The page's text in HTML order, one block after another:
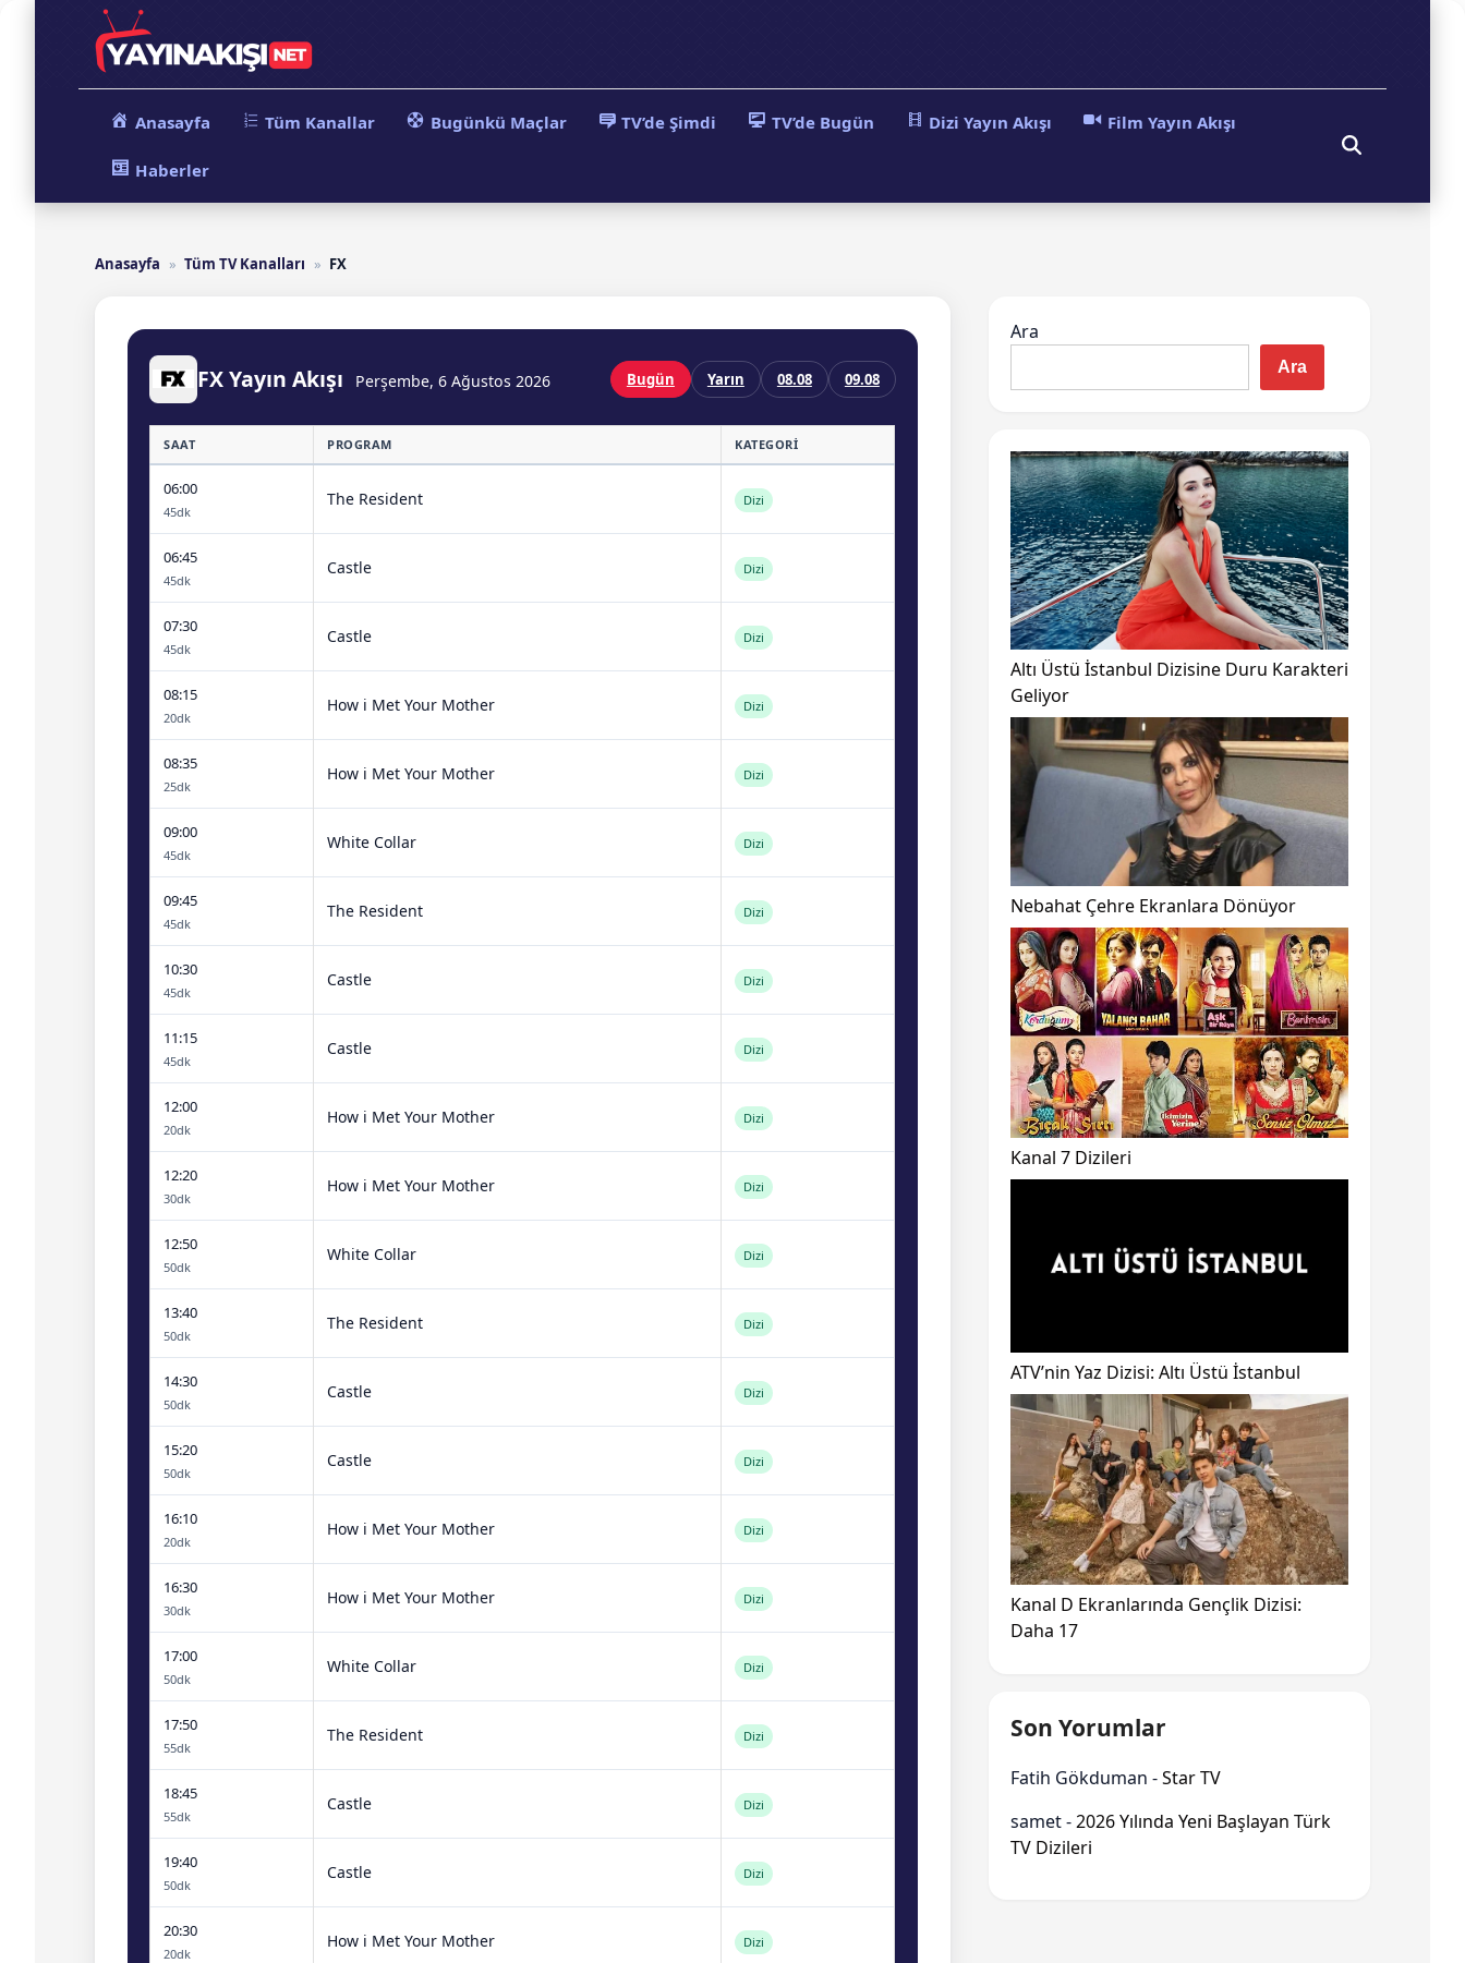
content
Anasayfa Tüm Kanallar Bugünkü Maçlar TV’de Şimdi TV’de Bugün Dizi Yayın Akışı Film Yayın Akışı
Haberler
Open
Anasayfa » Tüm TV Kanalları » FX
FX Yayın Akışı Perşembe, 6 Ağustos 2026 Bugün Yarın 08.08 09.08
SAAT PROGRAM KATEGORI
06:00
45dk
The Resident Dizi
06:45
45dk
Castle Dizi
07:30
45dk
Castle Dizi
08:15
20dk
How i Met Your Mother Dizi
08:35
25dk
How i Met Your Mother Dizi
09:00
45dk
White Collar Dizi
09:45
45dk
The Resident Dizi
10:30
45dk
Castle Dizi
11:15
45dk
Castle Dizi
12:00
20dk
How i Met Your Mother Dizi
12:20
30dk
How i Met Your Mother Dizi
12:50
50dk
White Collar Dizi
13:40
50dk
The Resident Dizi
14:30
50dk
Castle Dizi
15:20
50dk
Castle Dizi
16:10
20dk
How i Met Your Mother Dizi
16:30
30dk
How i Met Your Mother Dizi
17:00
50dk
White Collar Dizi
17:50
55dk
The Resident Dizi
18:45
55dk
Castle Dizi
19:40
50dk
Castle Dizi
20:30
20dk
How i Met Your Mother Dizi
Ara
Ara
Altı Üstü İstanbul Dizisine Duru Karakteri
Geliyor
Nebahat Çehre Ekranlara Dönüyor
Kanal 7 Dizileri
ATV’nin Yaz Dizisi: Altı Üstü İstanbul
Kanal D Ekranlarında Gençlik Dizisi:
Daha 17
Son Yorumlar
Fatih Gökduman -Star TV
samet-2026 Yılında Yeni Başlayan Türk
TV Dizileri